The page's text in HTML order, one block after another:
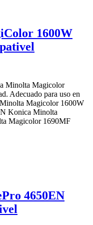
1600W
Minolta Magicolor
Adecuado para uso en
Magicolor 1600W
Konica Minolta
Magicolor 1690MF
4650EN